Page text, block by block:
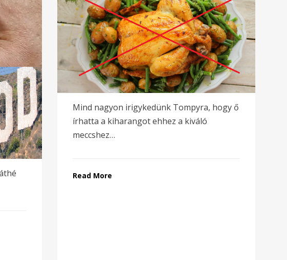
Mind nagyon irigykedünk Tompyra, hogy ő
írhatta a kiharangot ehhez a kiváló
meccshez…
Read More